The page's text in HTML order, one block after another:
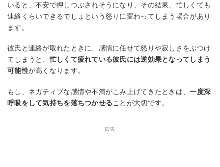
いると、不安で押しつぶされそうになり、その結果、忙しくても
連絡くらいできるでしょという怒りに変わってしまう場合があり
ます。
彼氏と連絡が取れたときに、感情に任せて怒りや寂しさをぶつけ
てしまうと、忙しくて疲れている彼氏には逆効果となってしまう
可能性が高くなります。
もし、ネガティブな感情や不満がこみ上げてきたときは、一度深
呼吸をして気持ちを落ちつかせることが大切です。
広告